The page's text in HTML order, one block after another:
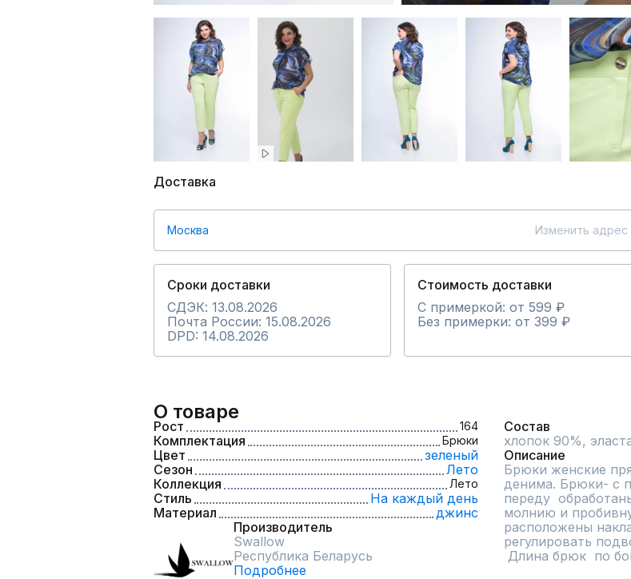
Доставка
Москва Изменить адрес
Сроки доставки
СДЭК: 13.08.2026
Почта России: 15.08.2026
DPD: 14.08.2026
Стоимость доставки
С примеркой: от 599 ₽
Без примерки: от 399 ₽
О товаре
Рост 164
Комплектация Брюки
Цвет
зеленый
Сезон
Лето
Коллекция
Лето
Стиль
На каждый день
Материал
джинс
Производитель
Swallow
Республика Беларусь
Подробнее
Состав
хлопок 90%,
Описание
Брюки женские
денима. Брюки- с
переду
молнию и
расположены
регулировать
Длина брюк  по